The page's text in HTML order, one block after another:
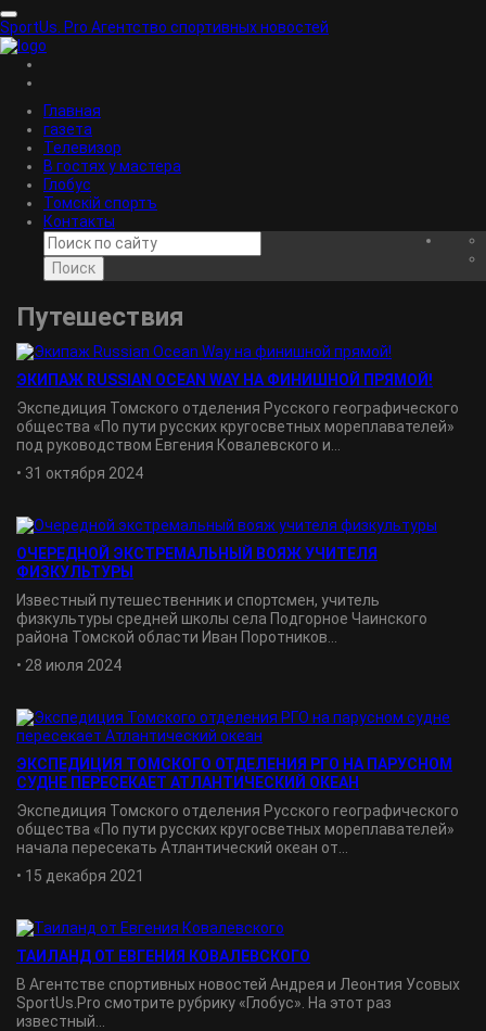
SportUs. Pro Агентство спортивных новостей
Главная
газета
Телевизор
В гостях у мастера
Глобус
Томскiй спортъ
Контакты
Поиск
Путешествия
ЭКИПАЖ RUSSIAN OCEAN WAY НА ФИНИШНОЙ ПРЯМОЙ!
Экспедиция Томского отделения Русского географического
общества «По пути русских кругосветных мореплавателей»
под руководством Евгения Ковалевского и...
• 31 октября 2024
ОЧЕРЕДНОЙ ЭКСТРЕМАЛЬНЫЙ ВОЯЖ УЧИТЕЛЯ
ФИЗКУЛЬТУРЫ
Известный путешественник и спортсмен, учитель
физкультуры средней школы села Подгорное Чаинского
района Томской области Иван Поротников...
• 28 июля 2024
ЭКСПЕДИЦИЯ ТОМСКОГО ОТДЕЛЕНИЯ РГО НА ПАРУСНОМ
СУДНЕ ПЕРЕСЕКАЕТ АТЛАНТИЧЕСКИЙ ОКЕАН
Экспедиция Томского отделения Русского географического
общества «По пути русских кругосветных мореплавателей»
начала пересекать Атлантический океан от...
• 15 декабря 2021
ТАИЛАНД ОТ ЕВГЕНИЯ КОВАЛЕВСКОГО
В Агентстве спортивных новостей Андрея и Леонтия Усовых
SportUs.Рro смотрите рубрику «Глобус». На этот раз
известный...